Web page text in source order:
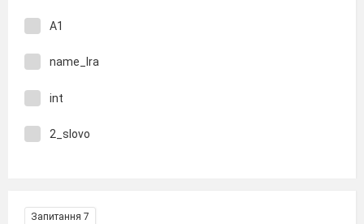
А1
name_Ira
int
2_slovo
Запитання 7